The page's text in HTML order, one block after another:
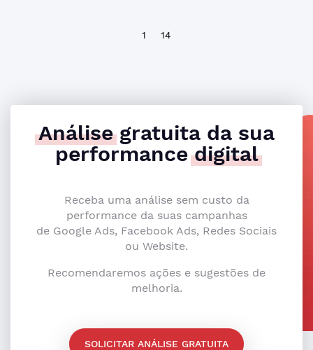
1 14
Análisegratuita da sua
performancedigital
Receba uma análise sem custo da
performance da suas campanhas
de Google Ads, Facebook Ads, Redes Sociais
ou Website.
Recomendaremos ações e sugestões de
melhoria.
SOLICITAR ANÁLISE GRATUITA